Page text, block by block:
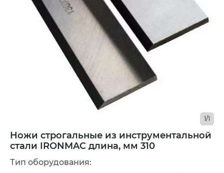
Ножи строгальные из инструментальной
стали IRONMAC длина, мм 310
1/1
Тип оборудования: